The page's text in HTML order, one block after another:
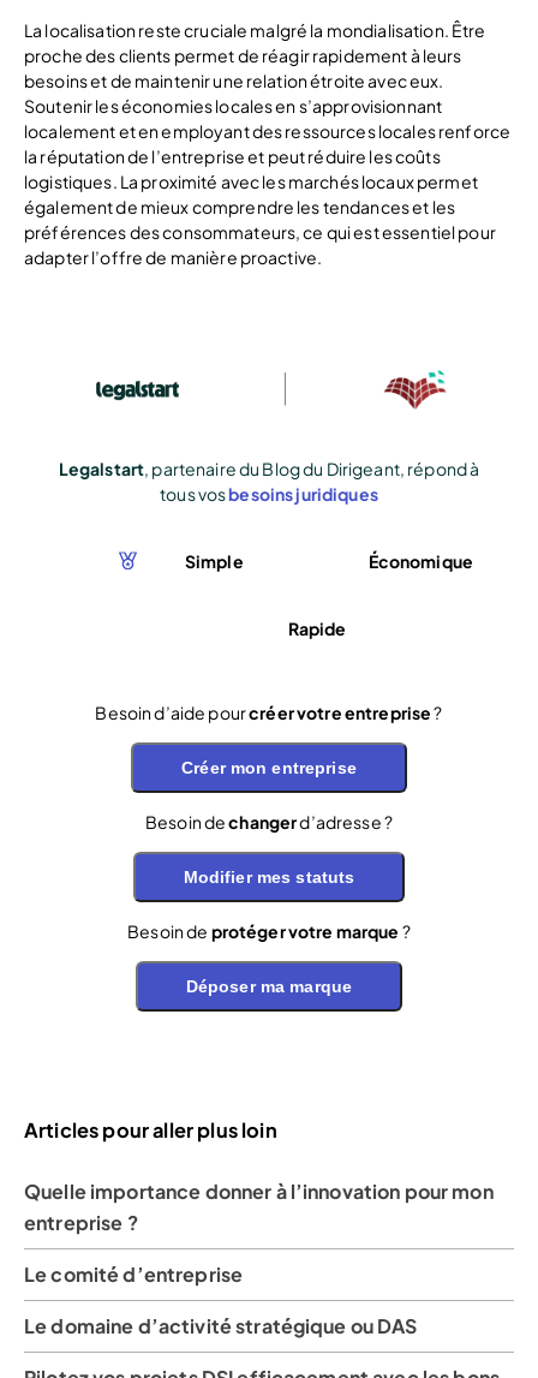
La localisation reste cruciale malgré la mondialisation. Être
proche des clients permet de réagir rapidement à leurs
besoins et de maintenir une relation étroite avec eux.
Soutenir les économies locales en s’approvisionnant
localement et en employant des ressources locales renforce
la réputation de l’entreprise et peut réduire les coûts
logistiques. La proximité avec les marchés locaux permet
également de mieux comprendre les tendances et les
préférences des consommateurs, ce qui est essentiel pour
adapter l’offre de manière proactive.
Legalstart , partenaire du Blog du Dirigeant, répond à
tous vosbesoins juridiques
Simple Économique
Rapide
Besoin d’aide pourcréer votre entreprise?
Créer mon entreprise
Besoin dechangerd’adresse ?
Modifier mes statuts
Besoin de protéger votre marque ?
Déposer ma marque
Articles pour aller plus loin
Quelle importance donner à l’innovation pour mon
entreprise ?
Le comité d’entreprise
Le domaine d’activité stratégique ou DAS